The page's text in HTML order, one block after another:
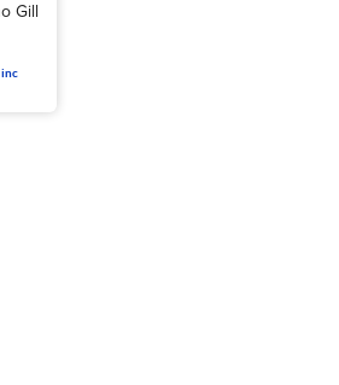
Gill
inc